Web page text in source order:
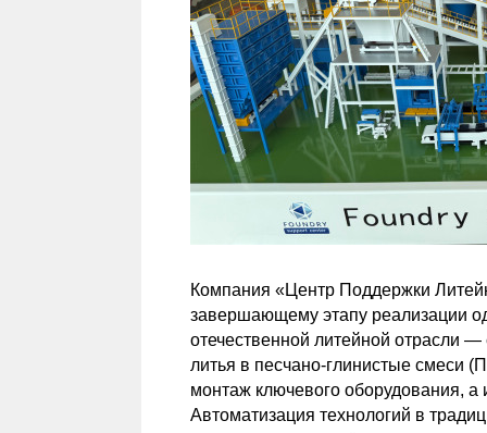
Компания «Центр Поддержки
завершающему этапу реализации
отечественной литейной отрасли —
литья в песчано-глинистые смеси
монтаж ключевого оборудования, а
Автоматизация технологий в